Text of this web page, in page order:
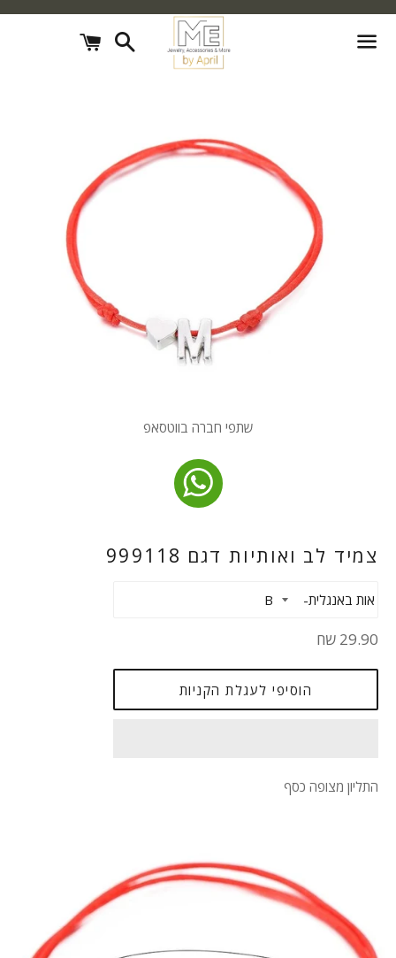
חיפוש
עגלת
שתפי חברה בווטסאפ
צמיד לב ואותיות דגם 999118
אות באנגלית
מחיר
29.90 שח
הוסיפי לעגלת הקניות
התליון מצופה כסף